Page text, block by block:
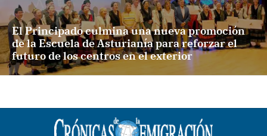
El Principado culmina una nueva promoción
de la Escuela de Asturianía para reforzar el
futuro de los centros en el exterior